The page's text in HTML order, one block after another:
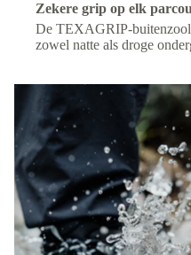
Zekere grip op elk
De TEXAGRIP-
zowel natte als droge